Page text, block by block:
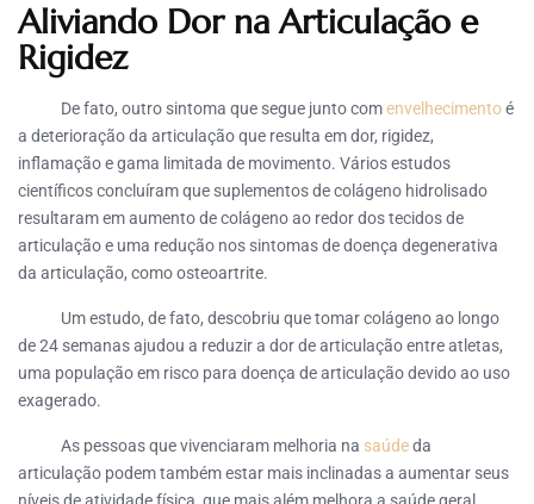
Aliviando Dor na Articulação e
Rigidez
De fato, outro sintoma que segue junto comenvelhecimentoé
a deterioração da articulação que resulta em dor, rigidez,
inflamação e gama limitada de movimento. Vários estudos
científicos concluíram que suplementos de colágeno hidrolisado
resultaram em aumento de colágeno ao redor dos tecidos de
articulação e uma redução nos sintomas de doença degenerativa
da articulação, como osteoartrite.
Um estudo, de fato, descobriu que tomar colágeno ao longo
de 24 semanas ajudou a reduzir a dor de articulação entre atletas,
uma população em risco para doença de articulação devido ao uso
exagerado.
As pessoas que vivenciaram melhoria na saúdeda
articulação podem também estar mais inclinadas a aumentar seus